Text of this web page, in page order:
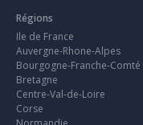
Régions
Ile de France
Auvergne-Rhone-Alpes
Bourgogne-Franche-Comté
Bretagne
Centre-Val-de-Loire
Corse